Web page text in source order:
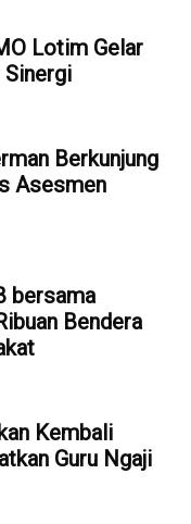
Lotim Gelar
Sinergi
Berkunjung
Asesmen
bersama
Bendera
Kembali
Guru Ngaji